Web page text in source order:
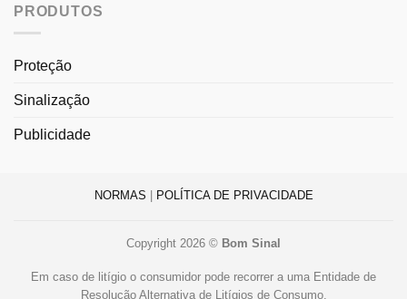
PRODUTOS
Proteção
Sinalização
Publicidade
NORMAS POLÍTICA DE PRIVACIDADE
Copyright 2026 © Bom Sinal
Em caso de litígio o consumidor pode recorrer a uma Entidade de
Resolução Alternativa de Litígios de Consumo.